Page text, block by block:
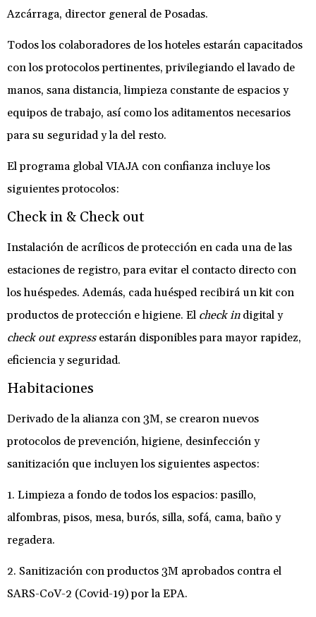
Azcárraga, director general de Posadas.
Todos los colaboradores de los hoteles estarán capacitados
con los protocolos pertinentes, privilegiando el lavado de
manos, sana distancia, limpieza constante de espacios y
equipos de trabajo, así como los aditamentos necesarios
para su seguridad y la del resto.
El programa global VIAJA con confianza incluye los
siguientes protocolos:
Check in & Check out
Instalación de acrílicos de protección en cada una de las
estaciones de registro, para evitar el contacto directo con
los huéspedes. Además, cada huésped recibirá un kit con
productos de protección e higiene. El check in digital y
check out express estarán disponibles para mayor rapidez,
eficiencia y seguridad.
Habitaciones
Derivado de la alianza con 3M, se crearon nuevos
protocolos de prevención, higiene, desinfección y
sanitización que incluyen los siguientes aspectos:
1. Limpieza a fondo de todos los espacios: pasillo,
alfombras, pisos, mesa, burós, silla, sofá, cama, baño y
regadera.
2. Sanitización con productos 3M aprobados contra el
SARS-CoV-2 (Covid-19) por la EPA.